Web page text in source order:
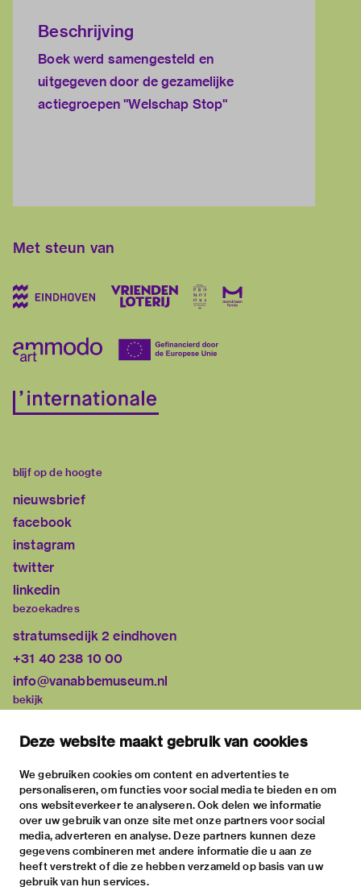
Deze website maakt gebruik van cookies
We gebruiken cookies om content en advertenties te
personaliseren, om functies voor social media te bieden en om
ons websiteverkeer te analyseren. Ook delen we informatie
over uw gebruik van onze site met onze partners voor social
media, adverteren en analyse. Deze partners kunnen deze
gegevens combineren met andere informatie die u aan ze
heeft verstrekt of die ze hebben verzameld op basis van uw
gebruik van hun services.
Beschrijving
Boek werd samengesteld en
uitgegeven door de gezamelijke
actiegroepen "Welschap Stop"
Met steun van
blijf op de hoogte
nieuwsbrief
facebook
instagram
twitter
linkedin
bezoekadres
stratumsedijk 2 eindhoven
+31 40 238 10 00
info@vanabbemuseum.nl
bekijk
activiteiten
praktische informatie
over
het museum
de collectie
fondsen & partners